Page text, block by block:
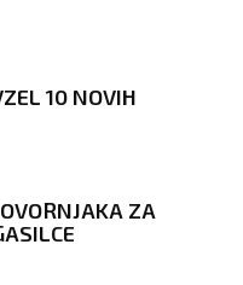
10 NOVIH
ZA